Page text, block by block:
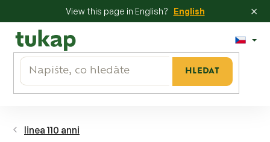
View this page in English? English ×
obsah
HLEDAT
linea 110 anni